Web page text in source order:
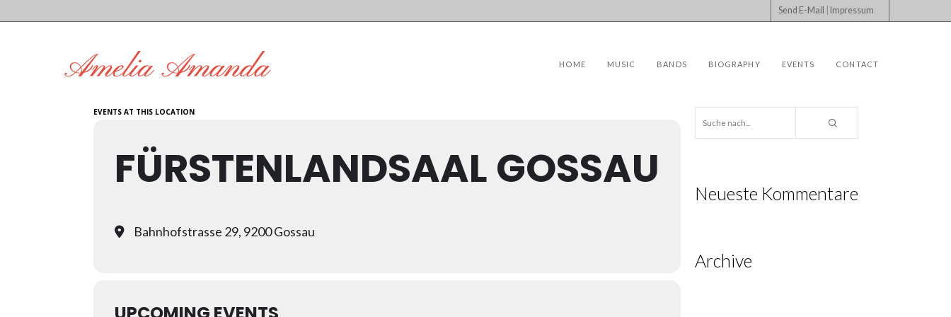
Send E-Mail Impressum
HOME MUSIC BANDS BIOGRAPHY EVENTS CONTACT
EVENTS AT THIS LOCATION
FÜRSTENLANDSAAL GOSSAU
Bahnhofstrasse 29, 9200 Gossau
Neueste Kommentare
Archive